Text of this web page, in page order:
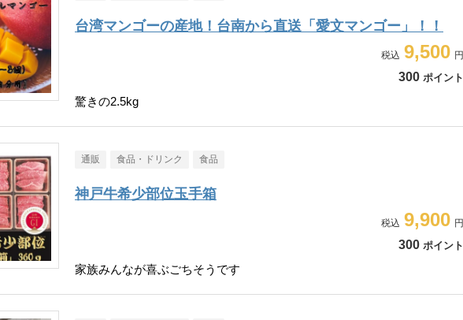
台湾マンゴーの産地！台南から直送「愛文マンゴー」！！
9,500
300 ポイント
驚きの2.5kg
通販 食品・ドリンク 食品
神戸牛希少部位玉手箱
9,900
300 ポイント
家族みんなが喜ぶごちそうです